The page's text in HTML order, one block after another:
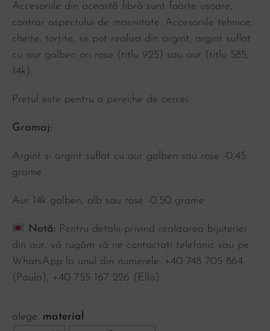
Accesoriile din această fibră sunt foarte ușoare,
contrar aspectului de masivitate. Accesoriile tehnice,
cheițe, torțite, se pot realiza din argint, argint suflat
cu aur galben ori rose (titlu 925) sau aur (titlu 585,
14k).
Prețul este pentru o pereche de cercei.
Gramaj:
Argint și argint suflat cu aur galben sau rose -0,45
grame
Aur 14k galben, alb sau rose -0,50 grame
Notă: Pentru detalii privind realizarea bijuteriei
din aur, vă rugăm să ne contactați telefonic sau pe
WhatsApp la unul din numerele: +40 748 705 864
(Paula), ‪+40 755 167 226‬ (Ella).
material